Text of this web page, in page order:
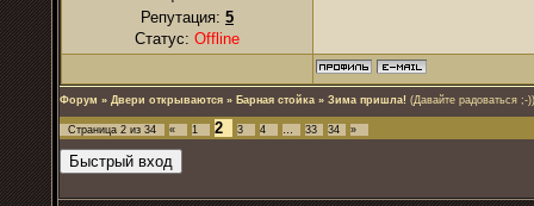
Репутация: 5
Статус: Offline
Форум » Двери открываются » Барная стойка » Зима пришла! (Давайте радоваться ;-))
Страница 2 из 34 « 1 2 3 4 … 33 34 »